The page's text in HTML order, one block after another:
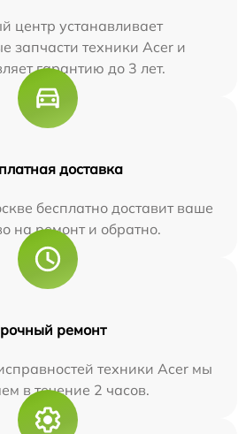
центр устанавливает
запчасти техники Acer и
гарантию до 3 лет.
доставка
бесплатно доставит ваше
на ремонт и обратно.
ремонт
техники Acer мы
в течение 2 часов.